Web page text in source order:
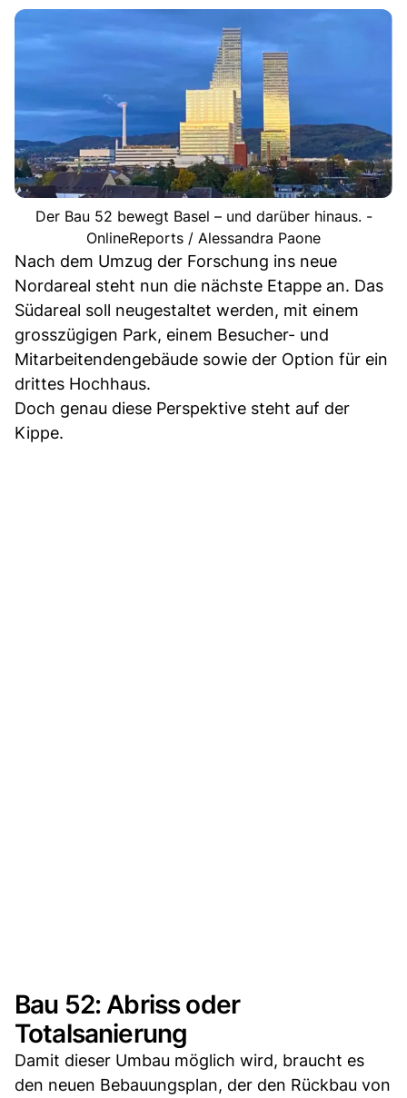
Der Bau 52 bewegt Basel – und darüber hinaus. -
OnlineReports / Alessandra Paone
Nach dem Umzug der Forschung ins neue
Nordareal steht nun die nächste Etappe an. Das
Südareal soll neugestaltet werden, mit einem
grosszügigen Park, einem Besucher- und
Mitarbeitendengebäude sowie der Option für ein
drittes Hochhaus.
Doch genau diese Perspektive steht auf der
Kippe.
Bau 52: Abriss oder
Totalsanierung
Damit dieser Umbau möglich wird, braucht es
den neuen Bebauungsplan, der den Rückbau von